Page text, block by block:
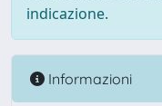
indicazione.
Informazioni